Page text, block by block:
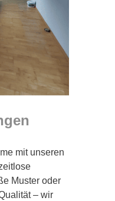
mit unseren
Muster oder
– wir